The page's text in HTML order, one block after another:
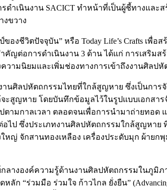
ำเนินงาน SACICT ทำหน้าที่เป็นผู้ชี้ทางแล
ขวาง
องชีวิตปัจจุบัน” หรือ Today Life’s Crafts
ญต่อการดำเนินงาน 3 ด้าน ได้แก่ การเสริ
ามนิยมและเพิ่มช่องทางการเข้าถึงงานศิลป
านศิลปหัตถกรรมไทยที่ใกล้สูญหาย ซึ่งเป็นก
ญหาย โดยบันทึกข้อมูลไว้ในรูปแบบเอกสาร
มกาลเวลา ตลอดจนเพื่อการนำมาถ่ายทอด
ป ซึ่งประเภทงานศิลปหัตถกรรมใกล้สูญหาย
ญ่ จักสานทองเหลือง เครื่องประดับมุก ผ้ายก
กลางองค์ความรู้ด้านงานศิลปหัตถกรรมในภู
“ร่วมมือ ร่วมใจ ก้าวไกล ยั่งยืน”